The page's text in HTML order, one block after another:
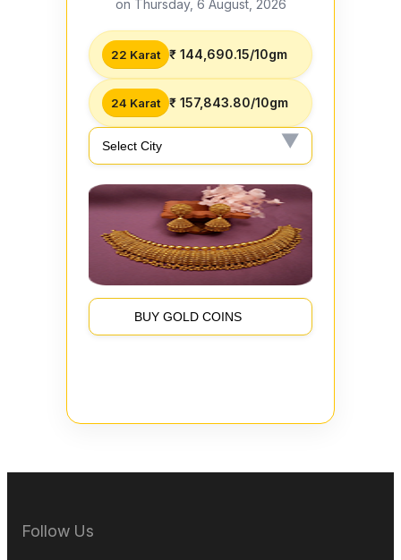
on Thursday, 6 August, 2026
22 Karat ₹ 144,690.15/10gm
24 Karat ₹ 157,843.80/10gm
BUY GOLD COINS
Follow Us